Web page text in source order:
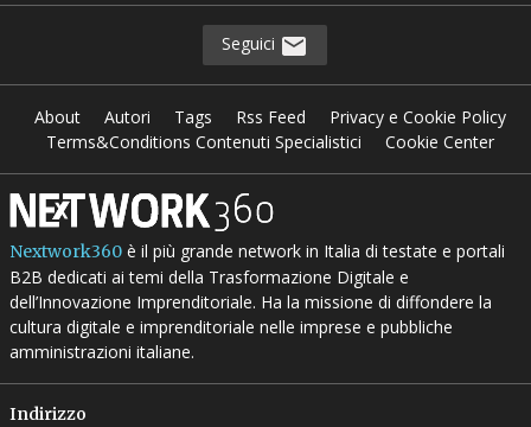
Seguici
About Autori Tags Rss Feed
Privacy e Cookie Policy
Terms&Conditions Contenuti Specialistici
Cookie Center
Nextwork360è il più grande network in Italia di testate e portali
B2B dedicati ai temi della Trasformazione Digitale e
dell’Innovazione Imprenditoriale. Ha la missione di diffondere la
cultura digitale e imprenditoriale nelle imprese e pubbliche
amministrazioni italiane.
Indirizzo